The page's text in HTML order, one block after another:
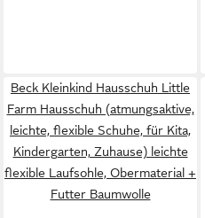
Beck Kleinkind Hausschuh Little
Farm Hausschuh (atmungsaktive,
leichte, flexible Schuhe, für Kita,
Kindergarten, Zuhause) leichte
flexible Laufsohle, Obermaterial +
Futter Baumwolle